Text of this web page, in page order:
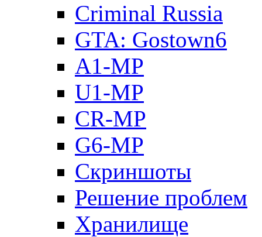
Criminal Russia
GTA: Gostown6
A1-MP
U1-MP
CR-MP
G6-MP
Скриншоты
Решение проблем
Хранилище